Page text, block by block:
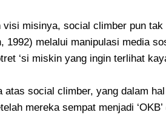
visi misinya, social climber pun
1992) melalui manipulasi media
‘si miskin yang ingin terlihat
atas social climber, yang dalam
mereka sempat menjadi